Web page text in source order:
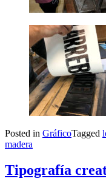
Posted in GráficoTagged
madera
Tipografía